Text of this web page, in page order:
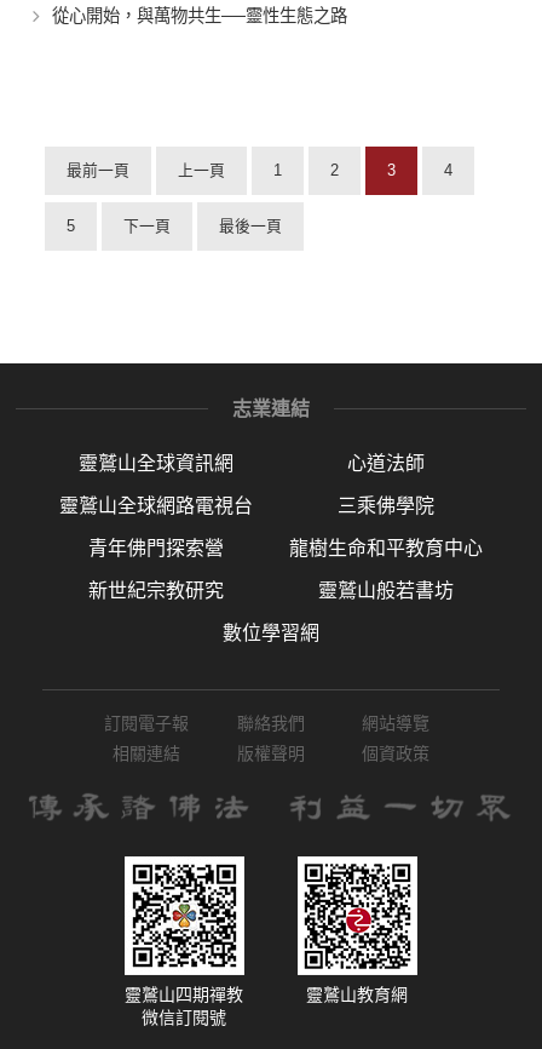
從心開始，與萬物共生──靈性生態之路
最前一頁 上一頁 1 2 3 4
5 下一頁 最後一頁
志業連結
靈鷲山全球資訊網 心道法師
靈鷲山全球網路電視台 三乘佛學院
青年佛門探索營 龍樹生命和平教育中心
新世紀宗教研究 靈鷲山般若書坊
數位學習網
訂閱電子報 聯絡我們
網站導覽
相關連結
版權聲明 個資政策
靈鷲山四期禪教
微信訂閱號
靈鷲山教育網